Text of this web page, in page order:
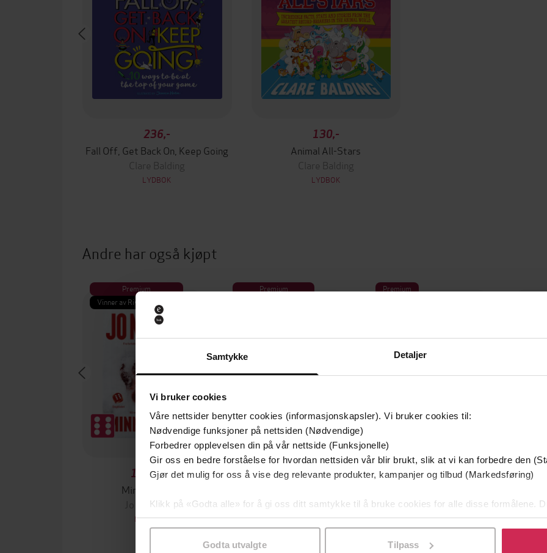
Samtykke Detaljer
Vi bruker cookies
Våre nettsider benytter cookies (informasjonskapsler). Vi bruker cookies til:
Nødvendige funksjoner på nettsiden (Nødvendige)
Forbedrer opplevelsen din på vår nettside (Funksjonelle)
Gir oss en bedre forståelse for hvordan nettsiden vår blir brukt, slik at vi kan forbedre den
Gjør det mulig for oss å vise deg relevante produkter, kampanjer og tilbud (Markedsføring)
Klikk på «Godta alle» for å gi oss ditt samtykke til å bruke cookies for alle disse formålene.
samtykke til spesifikke formål ved å klikke på «Tilpass». Du kan når som helst trekke
Godta utvalgte Tilpass
236,-
Fall Off, Get Back On, Keep Going
Clare Balding
LYDBOK
130,-
Animal All-Stars
Clare Balding
LYDBOK
Andre har også kjøpt
Premium
Vinner av Rivertonprisen
199,-
Minnesota
Jo Nesbø
EBOK
Premium
349,-
Jørn Lier Horst
EBOK
Premium
149,-
Stian Hjelvin Andersen
EBOK